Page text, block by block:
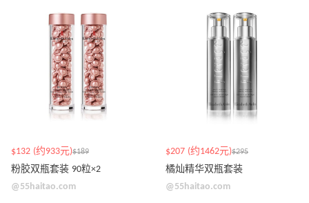
$132 (约933元)$189
粉胶双瓶套装 90粒×2
@55haitao.com
$207 (约1462元)$295
橘灿精华双瓶套装
@55haitao.com